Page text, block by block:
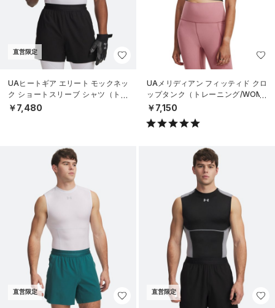
直営限定
UAヒートギア エリート モックネッ
ク ショートスリーブ シャツ（トレ
ーニング/MEN）
￥7,480
UAメリディアン フィッティド クロ
ップタンク（トレーニング/WOME
N）
￥7,150
直営限定 直営限定